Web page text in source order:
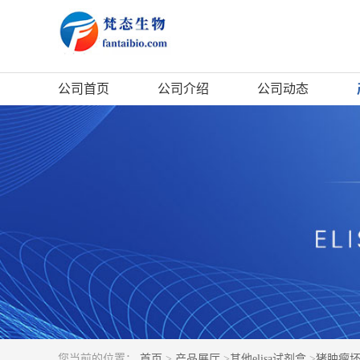
公司首页 公司介绍 公司动态